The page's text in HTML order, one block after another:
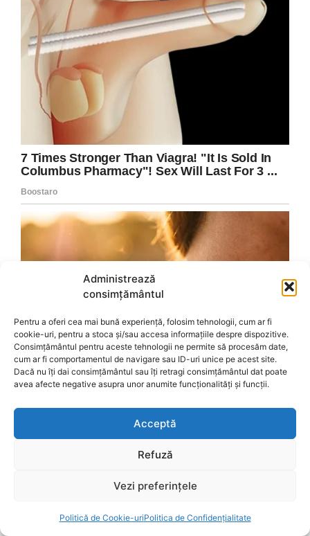
Administrează
consimțământul
Pentru a oferi cea mai bună experiență, folosim tehnologii, cum ar fi
cookie-uri, pentru a stoca și/sau accesa informațiile despre dispozitive.
Consimțământul pentru aceste tehnologii ne permite să procesăm date,
cum ar fi comportamentul de navigare sau ID-uri unice pe acest site.
Dacă nu îți dai consimțământul sau îți retragi consimțământul dat poate
avea afecte negative asupra unor anumite funcționalități și funcții.
Acceptă
Refuză
Vezi preferințele
Politică de Cookie-uriPolitica de Confidențialitate